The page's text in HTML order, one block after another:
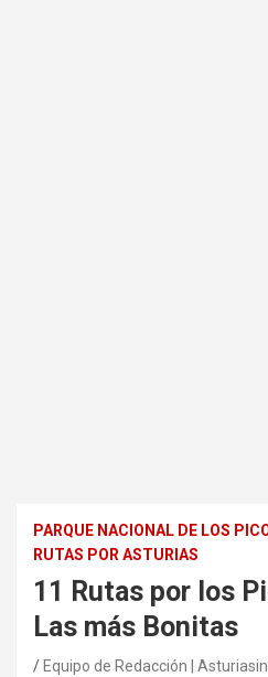
PARQUE NACIONAL DE LOS
RUTAS POR ASTURIAS
11 Rutas por los
Las más Bonitas
Equipo de Redacción |